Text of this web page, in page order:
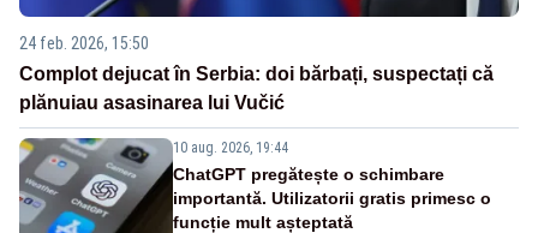
24 feb. 2026, 15:50
Complot dejucat în Serbia: doi bărbați, suspectați că
plănuiau asasinarea lui Vučić
10 aug. 2026, 19:44
ChatGPT pregătește o schimbare
importantă. Utilizatorii gratis primesc o
funcție mult așteptată